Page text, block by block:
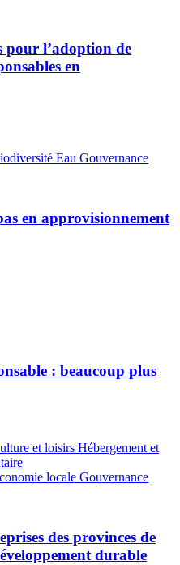
pour l’adoption de
en
Eau Gouvernance
en approvisionnement
: beaucoup plus
et loisirs Hébergement et
locale Gouvernance
des provinces de
durable